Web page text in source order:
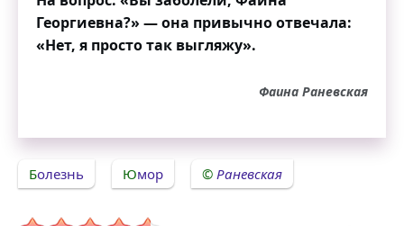
Георгиевна?» — она привычно отвечала:
«Нет, я просто так выгляжу».
Фаина Раневская
Болезнь Юмор Раневская